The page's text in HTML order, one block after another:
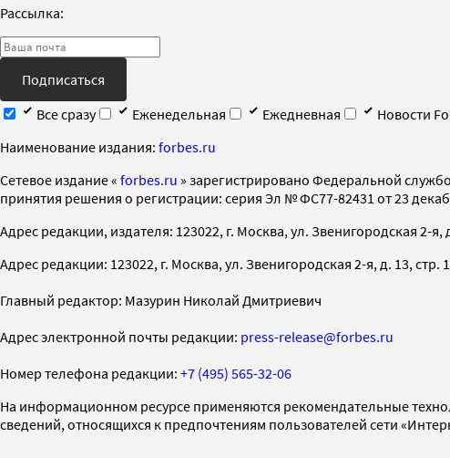
Рассылка:
Подписаться
Все сразу
Еженедельная Ежедневная
Новости
Наименование издания: forbes.ru
Cетевое издание « forbes.ru » зарегистрировано Федеральной
принятия решения о регистрации: серия Эл № ФС77-82431 от 23
Адрес редакции, издателя: 123022, г. Москва, ул. Звенигородская 2-я,
Адрес редакции: 123022, г. Москва, ул. Звенигородская 2-я, д. 13, стр.
Главный редактор: Мазурин Николай Дмитриевич
Адрес электронной почты редакции: press-release@forbes.ru
Номер телефона редакции: +7 (495) 565-32-06
На информационном ресурсе применяются рекомендательные
сведений, относящихся к предпочтениям пользователей сети